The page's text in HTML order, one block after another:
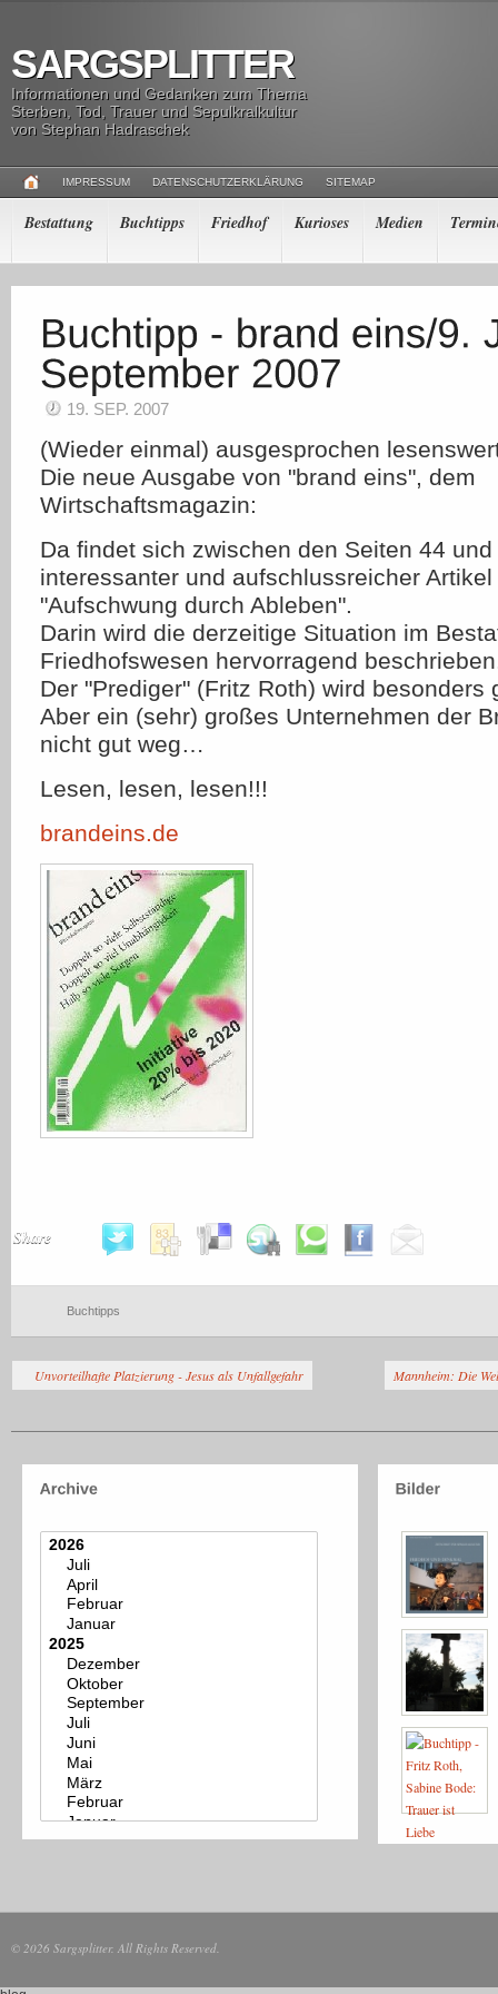
SARGSPLITTER
Informationen und Gedanken zum Thema
Sterben, Tod, Trauer und Sepulkralkultur
von Stephan Hadraschek
IMPRESSUM DATENSCHUTZERKLÄRUNG SITEMAP
Bestattung Buchtipps Friedhof Kurioses Medien
19. SEP. 2007
(Wieder einmal) ausgesprochen
Die neue Ausgabe von "brand eins", dem
Wirtschaftsmagazin:
Da findet sich zwischen den Seiten 44
interessanter und aufschlussreicher
"Aufschwung durch Ableben".
Darin wird die derzeitige Situation im
Friedhofswesen hervorragend
Der "Prediger" (Fritz Roth) wird besonders
Aber ein (sehr) großes Unternehmen der
nicht gut weg…
Lesen, lesen, lesen!!!
brandeins.de
Share
Buchtipps
Unvorteilhafte Platzierung - Jesus als Unfallgefahr Mannheim: Die
© 2026 Sargsplitter. All Rights Reserved.